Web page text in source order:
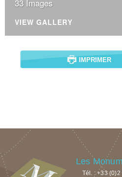
33 Images
VIEW GALLERY
IMPRIMER
Les
Tél. : +33 (0)2